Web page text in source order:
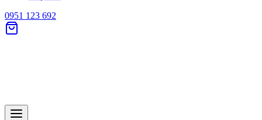
0951 123 692